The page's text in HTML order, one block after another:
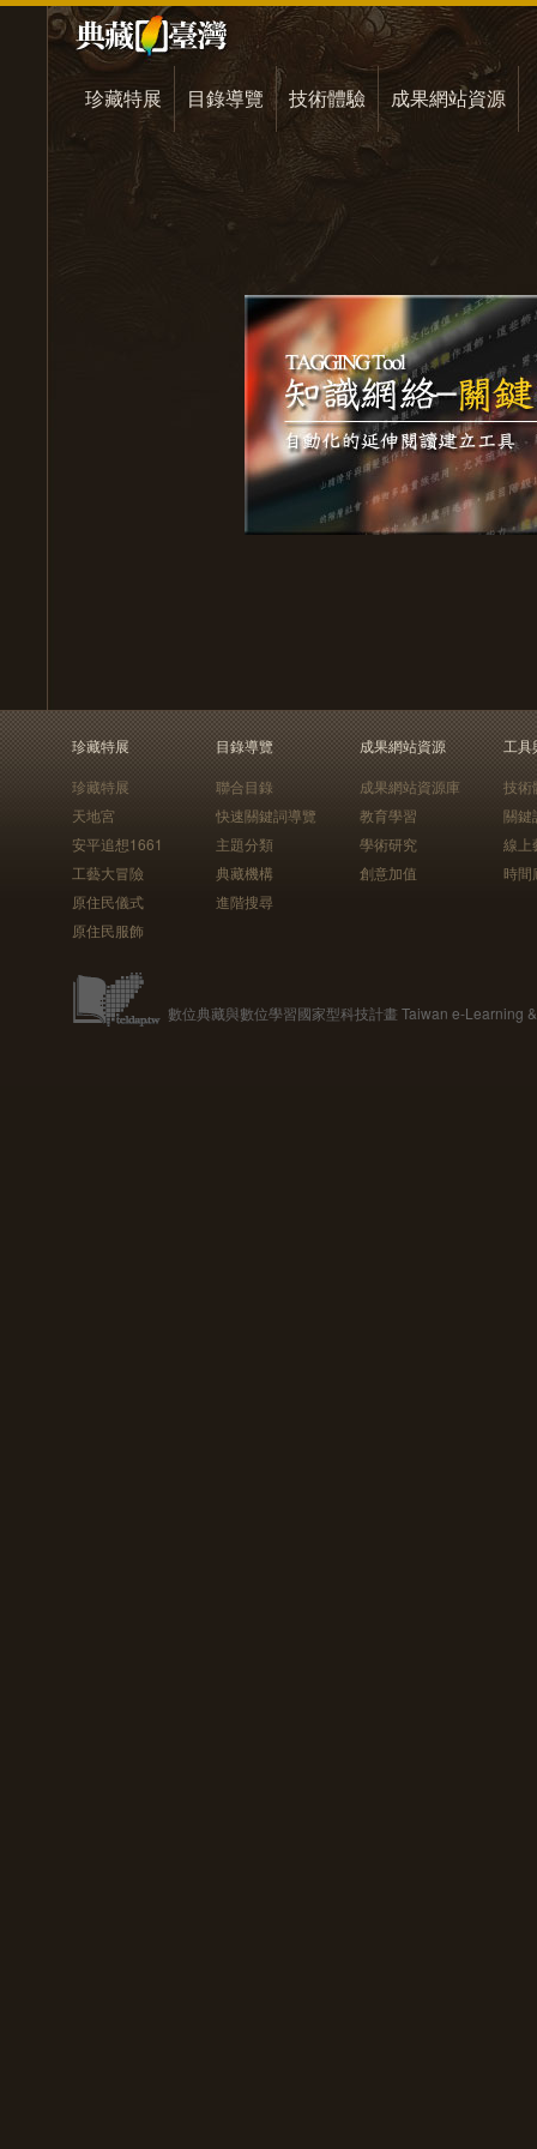
珍藏特展 目錄導覽 技術體驗 成果網站資源
珍藏特展
珍藏特展
天地宮
安平追想1661
工藝大冒險
原住民儀式
原住民服飾
目錄導覽
聯合目錄
快速關鍵詞導覽
主題分類
典藏機構
進階搜尋
成果網站資源
成果網站資源庫
教育學習
學術研究
創意加值
工具
技術
關鍵
線上
時間
數位典藏與數位學習國家型科技計畫 Taiwan e-Learning